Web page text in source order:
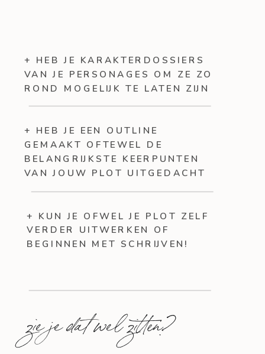
+ HEB JE KARAKTERDOSSIERS
VAN JE PERSONAGES OM ZE ZO
ROND MOGELIJK TE LATEN ZIJN
+ HEB JE EEN OUTLINE
GEMAAKT OFTEWEL DE
BELANGRIJKSTE KEERPUNTEN
VAN JOUW PLOT UITGEDACHT
+ KUN JE OFWEL JE PLOT ZELF
VERDER UITWERKEN OF
BEGINNEN MET SCHRIJVEN!
zie je dat wel zitten?